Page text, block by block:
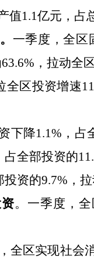
值1.1亿元，占
一季度，全区
63.6% ，拉动全
全区投资增速
下降1.1% ，占
占全部投资的
投资的9.7% ，
。 一季度，
全区实现社会